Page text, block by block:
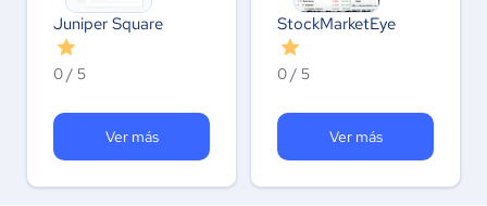
Juniper Square
0 / 5
Ver más
StockMarketEye
0 / 5
Ver más